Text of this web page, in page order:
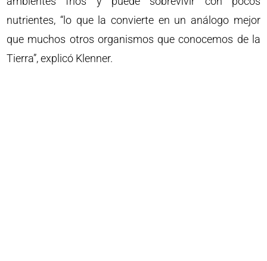
nutrientes, “lo que la convierte en un análogo mejor
que muchos otros organismos que conocemos de la
Tierra”, explicó Klenner.